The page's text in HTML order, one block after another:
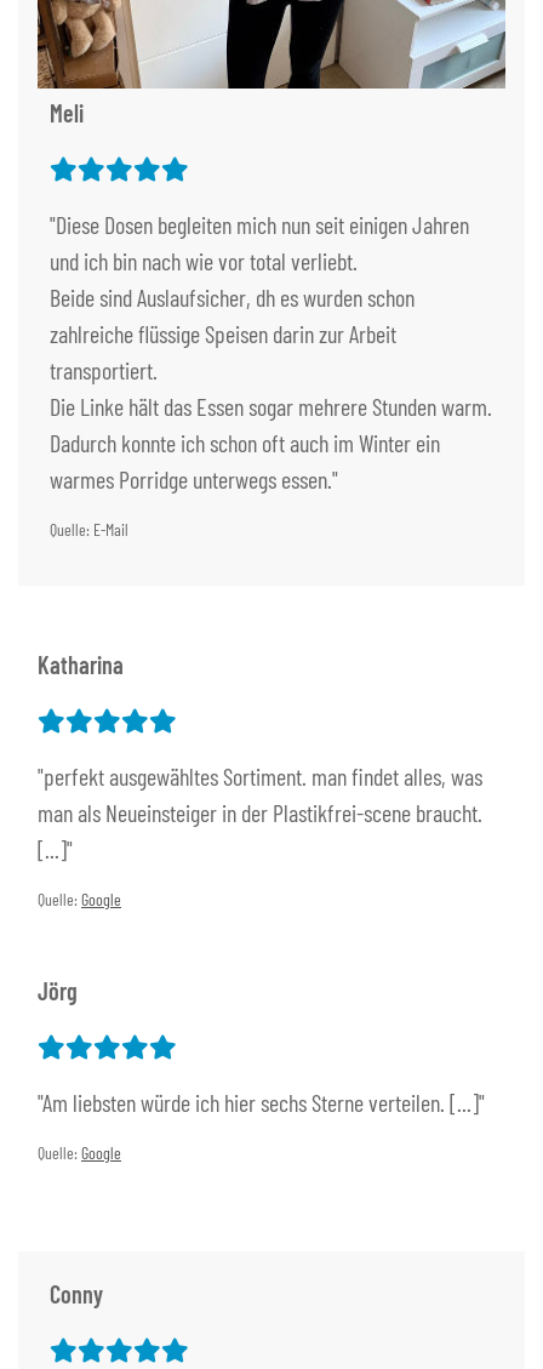
Meli
"Diese Dosen begleiten mich nun seit einigen Jahren
und ich bin nach wie vor total verliebt.
Beide sind Auslaufsicher, dh es wurden schon
zahlreiche flüssige Speisen darin zur Arbeit
transportiert.
Die Linke hält das Essen sogar mehrere Stunden warm.
Dadurch konnte ich schon oft auch im Winter ein
warmes Porridge unterwegs essen."
Quelle: E-Mail
Katharina
"perfekt ausgewähltes Sortiment. man findet alles, was
man als Neueinsteiger in der Plastikfrei-scene braucht.
[...]"
Quelle: Google
Jörg
"Am liebsten würde ich hier sechs Sterne verteilen. [...]"
Quelle: Google
Conny